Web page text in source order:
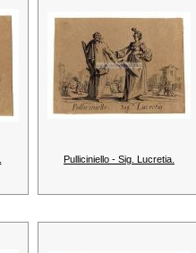
Pulliciniello - Sig. Lucretia.